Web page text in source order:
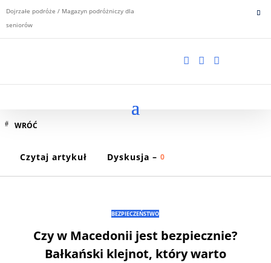
Dojrzałe podróże / Magazyn podróżniczy dla
seniorów
  
WRÓĆ
Czytaj artykuł Dyskusja – 0
BEZPIECZEŃSTWO
Czy w Macedonii jest bezpiecznie?
Bałkański klejnot, który warto